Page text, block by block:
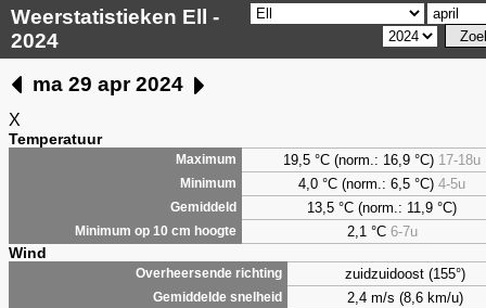
Weerstatistieken Ell -
2024
ma 29 apr 2024
X
Temperatuur
Maximum 19,5 °C (norm.: 16,9 °C) 17-18u
Minimum 4,0 °C (norm.: 6,5 °C) 4-5u
Gemiddeld 13,5 °C (norm.: 11,9 °C)
Minimum op 10 cm hoogte 2,1 °C 6-7u
Wind
Overheersende richting zuidzuidoost (155°)
Gemiddelde snelheid 2,4 m/s (8,6 km/u)